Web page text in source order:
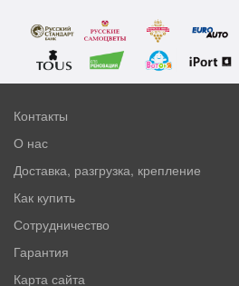
Контакты
О нас
Доставка, разгрузка, крепление
Как купить
Сотрудничество
Гарантия
Карта сайта